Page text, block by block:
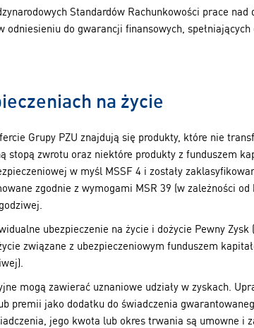
Standardów Rachunkowości prace nad
do gwarancji finansowych,
na życie
Grupy PZU znajdują się produkty, które nie
stopą zwrotu oraz niektóre produkty z funduszem
w myśl MSSF 4 i zostały
zgodnie z wymogami MSR 39 (w zależności
ubezpieczenie na życie i dożycie Pewny Zysk
związane z ubezpieczeniowym funduszem
mogą zawierać uznaniowe udziały w zyskach.
premii jako dodatku do świadczenia
jego kwota lub okres trwania są umowne i